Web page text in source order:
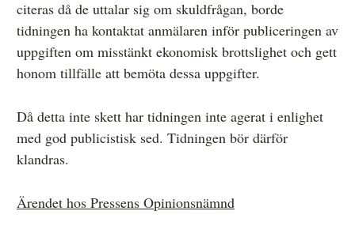
citeras då de uttalar sig om skuldfrågan, borde
tidningen ha kontaktat anmälaren inför publiceringen av
uppgiften om misstänkt ekonomisk brottslighet och gett
honom tillfälle att bemöta dessa uppgifter.
Då detta inte skett har tidningen inte agerat i enlighet
med god publicistisk sed. Tidningen bör därför
klandras.
Ärendet hos Pressens Opinionsnämnd